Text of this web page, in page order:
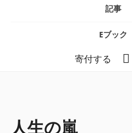
記事
Eブック
寄付する
人生の嵐